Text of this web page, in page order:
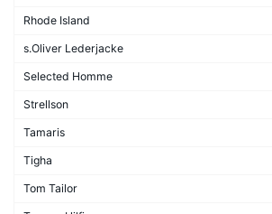
Rhode Island
s.Oliver Lederjacke
Selected Homme
Strellson
Tamaris
Tigha
Tom Tailor